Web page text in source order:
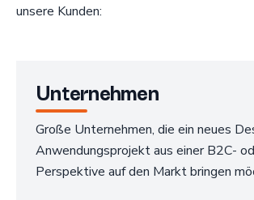
unsere Kunden:
Unternehmen
Große Unternehmen, die ein neues
Anwendungsprojekt aus einer B2C-
Perspektive auf den Markt bringen